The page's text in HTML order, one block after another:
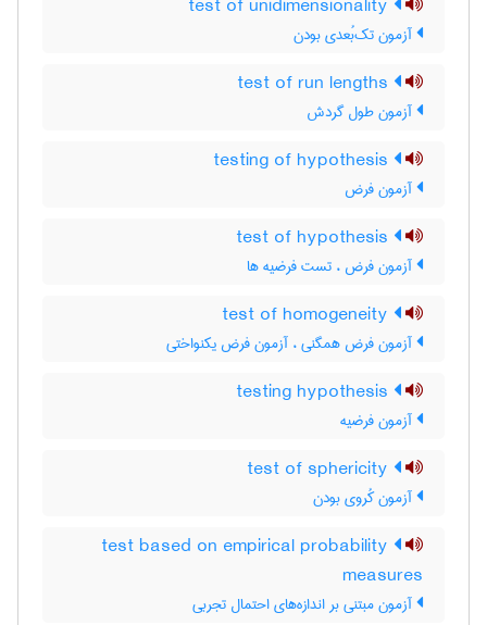
آزمون تک‌بُعدی بودن
آزمون طول گردش
آزمون فرض
آزمون فرض ، تست فرضیه ها
آزمون فرض همگنی ، آزمون فرض یکنواختی
آزمون فرضیه
آزمون کُروی بودن
test based on empirical probability
measures
آزمون مبتنی بر اندازه‌های احتمال تجربی